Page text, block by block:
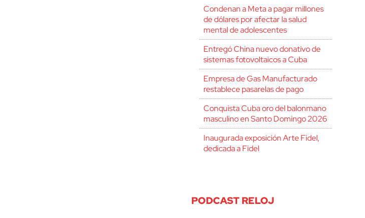
Condenan a Meta a pagar millones
de dólares por afectar la salud
mental de adolescentes
Entregó China nuevo donativo de
sistemas fotovoltaicos a Cuba
Empresa de Gas Manufacturado
restablece pasarelas de pago
Conquista Cuba oro del balonmano
masculino en Santo Domingo 2026
Inaugurada exposición Arte Fidel,
dedicada a Fidel
PODCAST RELOJ